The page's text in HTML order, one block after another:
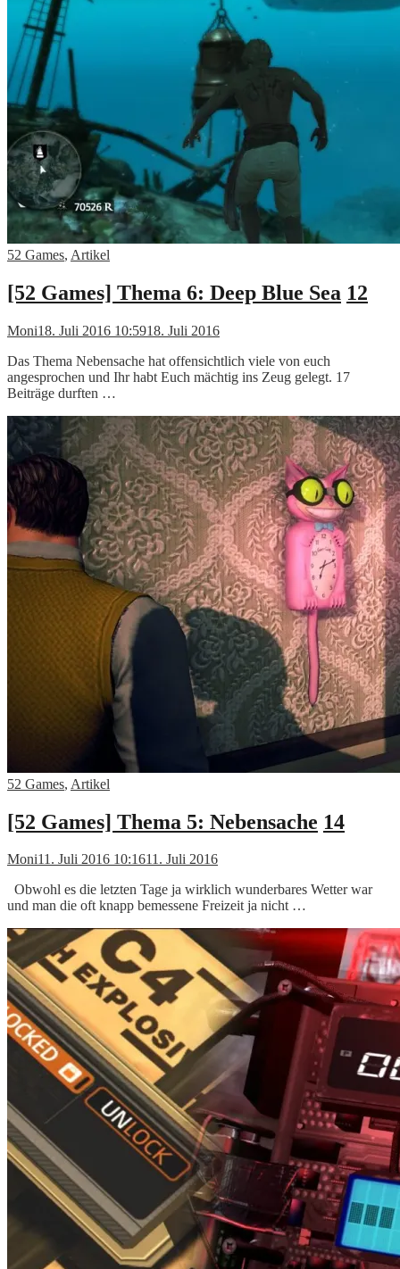
52 Games, Artikel
[52 Games] Thema 6: Deep Blue Sea 12
Moni18. Juli 2016 10:5918. Juli 2016
Das Thema Nebensache hat offensichtlich viele von euch
angesprochen und Ihr habt Euch mächtig ins Zeug gelegt. 17
Beiträge durften …
52 Games, Artikel
[52 Games] Thema 5: Nebensache 14
Moni11. Juli 2016 10:1611. Juli 2016
Obwohl es die letzten Tage ja wirklich wunderbares Wetter war
und man die oft knapp bemessene Freizeit ja nicht …